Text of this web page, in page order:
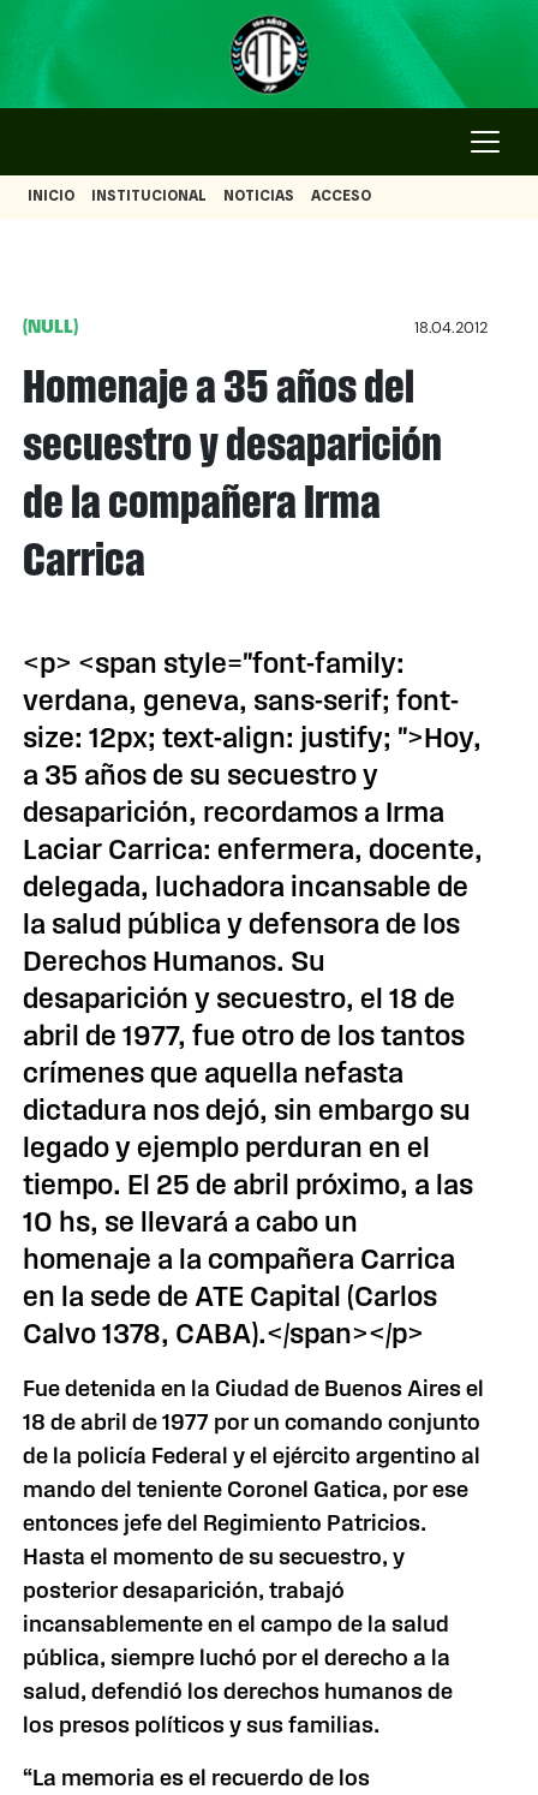
INICIO INSTITUCIONAL NOTICIAS ACCESO
(NULL) 18.04.2012
Homenaje a 35 años del
secuestro y desaparición
de la compañera Irma
Carrica
<p> <span style="font-family:
verdana, geneva, sans-serif; font-
size: 12px; text-align: justify; ">Hoy,
a 35 años de su secuestro y
desaparición, recordamos a Irma
Laciar Carrica: enfermera, docente,
delegada, luchadora incansable de
la salud pública y defensora de los
Derechos Humanos. Su
desaparición y secuestro, el 18 de
abril de 1977, fue otro de los tantos
crímenes que aquella nefasta
dictadura nos dejó, sin embargo su
legado y ejemplo perduran en el
tiempo. El 25 de abril próximo, a las
10 hs, se llevará a cabo un
homenaje a la compañera Carrica
en la sede de ATE Capital (Carlos
Calvo 1378, CABA).</span></p>
Fue detenida en la Ciudad de Buenos Aires el
18 de abril de 1977 por un comando conjunto
de la policía Federal y el ejército argentino al
mando del teniente Coronel Gatica, por ese
entonces jefe del Regimiento Patricios.
Hasta el momento de su secuestro, y
posterior desaparición, trabajó
incansablemente en el campo de la salud
pública, siempre luchó por el derecho a la
salud, defendió los derechos humanos de
los presos políticos y sus familias.
“La memoria es el recuerdo de los